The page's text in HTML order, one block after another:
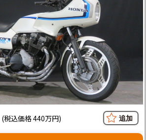
(税込価格 440万円)